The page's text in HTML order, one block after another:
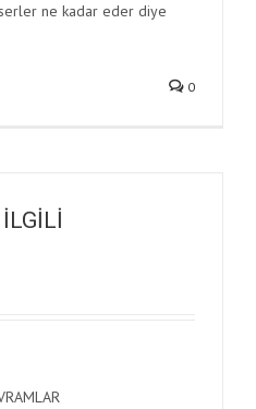
ne kadar eder diye
0